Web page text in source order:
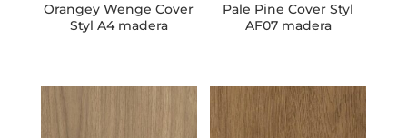
Orangey Wenge Cover
Styl A4 madera
Pale Pine Cover Styl
AF07 madera